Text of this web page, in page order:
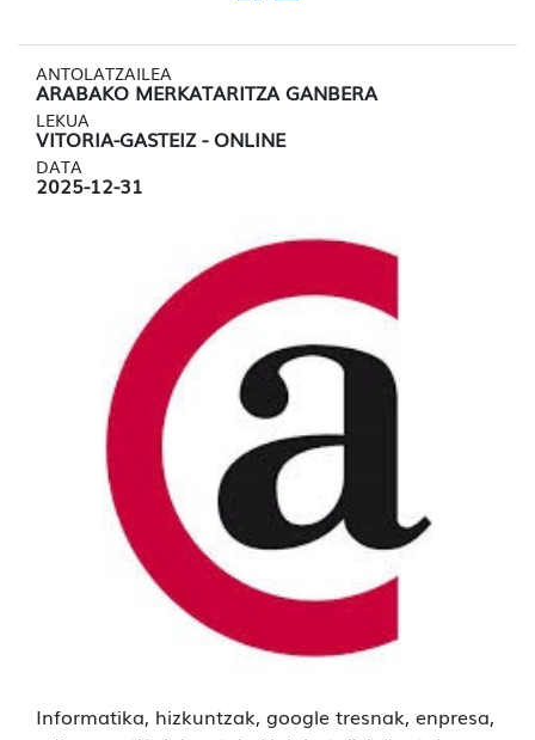
ANTOLATZAILEA
ARABAKO MERKATARITZA GANBERA
LEKUA
VITORIA-GASTEIZ - ONLINE
DATA
2025-12-31
Informatika, hizkuntzak, google tresnak, enpresa,